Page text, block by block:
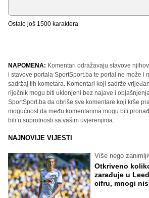
Ostalo još 1500 karaktera
NAPOMENA: Komentari odražavaju stavove
i stavove portala SportSport.ba te portal ne može i
sadržaj tih kometara. Komentari koji sadrže
riječnik mogu biti uklonjeni bez najave i
SportSport.ba da obriše sve komentare koji krše
mogućnost da među komentarima mogu biti
biti u suprotnosti sa vašim uvjerenjima.
NAJNOVIJE VIJESTI
Više nego
Otkriveno
zarađuje u
cifru, mnogi